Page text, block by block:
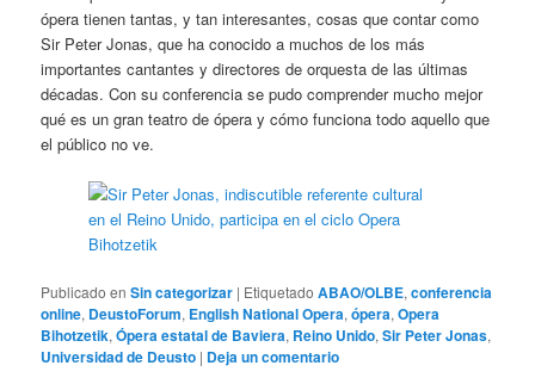
ópera tienen tantas, y tan interesantes, cosas que contar como
Sir Peter Jonas, que ha conocido a muchos de los más
importantes cantantes y directores de orquesta de las últimas
décadas. Con su conferencia se pudo comprender mucho mejor
qué es un gran teatro de ópera y cómo funciona todo aquello que
el público no ve.
Publicado en Sin categorizar | Etiquetado ABAO/OLBE,conferencia
online, DeustoForum, English National Opera,ópera,Opera
Bihotzetik,Ópera estatal de Baviera, Reino Unido,Sir Peter Jonas,
Universidad de Deusto | Deja un comentario